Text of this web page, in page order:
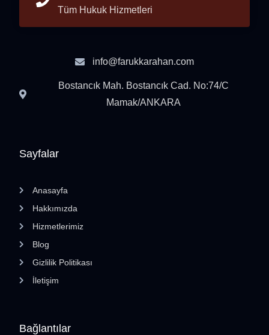
Bağlantılar
Sayfalar
Anasayfa
Hakkımızda
Hizmetlerimiz
Blog
Gizlilik Politikası
İletişim
Tüm Hukuk Hizmetleri
info@farukkarahan.com
Bostancık Mah. Bostancık Cad. No:74/C
Mamak/ANKARA